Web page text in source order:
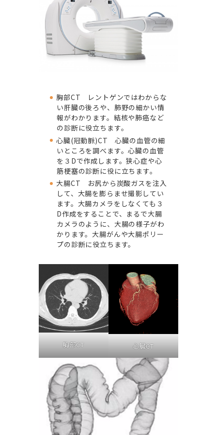
胸部CT レントゲンではわからな
い肝臓の後ろや、肺野の細かい情
報がわかります。結核や肺癌など
の診断に役立ちます。
心臓(冠動脈)CT 心臓の血管の細
いところを調べます。心臓の血管
を３Dで作成します。狭心症や心
筋梗塞の診断に役に立ちます。
大腸CT お尻から炭酸ガスを注入
して、大腸を膨らませ撮影してい
ます。大腸カメラをしなくても３
D作成をすることで、まるで大腸
カメラのように、大腸の様子がわ
かります。大腸がんや大腸ポリー
プの診断に役立ちます。
胸部CT 心臓CT